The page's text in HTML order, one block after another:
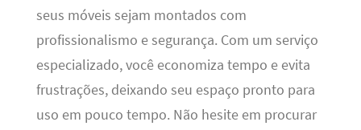
seus móveis sejam montados com
profissionalismo e segurança. Com um serviço
especializado, você economiza tempo e evita
frustrações, deixando seu espaço pronto para
uso em pouco tempo. Não hesite em procurar